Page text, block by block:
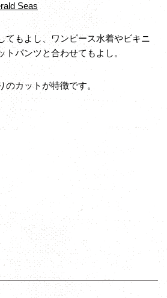
Seas
てもよし、ワンピース水着やビキニ
トパンツと合わせてもよし。
カットが特徴です。